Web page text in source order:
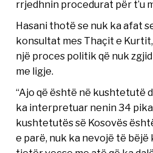
rrjedhnin procedurat për t’u
Hasani thotë se nuk ka afat
konsultat mes Thaçit e
një proces politik që nuk
me ligje.
“Ajo që është në kushtetutë
ka interpretuar nenin 34
kushtetutës së Kosovës
e parë, nuk ka nevojë të